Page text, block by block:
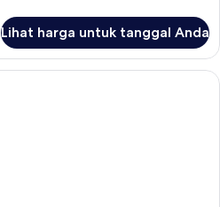
Lihat harga untuk tanggal Anda
Kamar Double Eksklusif | Seprai